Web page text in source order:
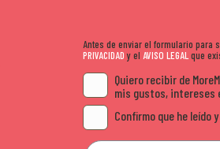
Antes de enviar el formulario para
PRIVACIDADy el AVISO LEGALque
Quiero recibir de
mis gustos, intereses
Confirmo que he leído